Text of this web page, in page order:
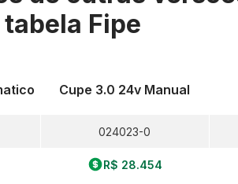
tabela Fipe
Cupe 3.0 24v Manual
024023-0
R$ 28.454